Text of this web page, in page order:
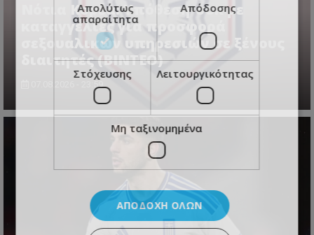
Νότια Κορέα: Υπόθεση-σοκ με
καταγγελίες για προσφορά
σεξουαλικών υπηρεσιών σε ξένους
διαιτητές (BINTEO)
Απολύτως
απαραίτητα
Απόδοσης
Στόχευσης Λειτουργικότητας
Μη ταξινομημένα
ΑΠΟΔΟΧΉ ΌΛΩΝ